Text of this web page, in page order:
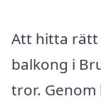
Att hitta rätt
balkong i
tror. Genom